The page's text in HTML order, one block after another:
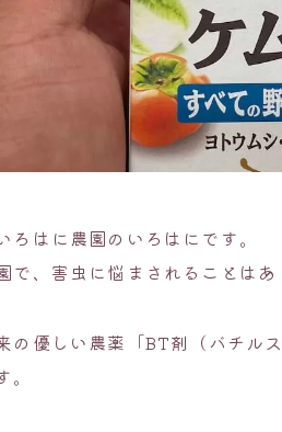
ろはに農園のいろはにです。
で、害虫に悩まされることはあ
の優しい農薬「BT剤（バチル